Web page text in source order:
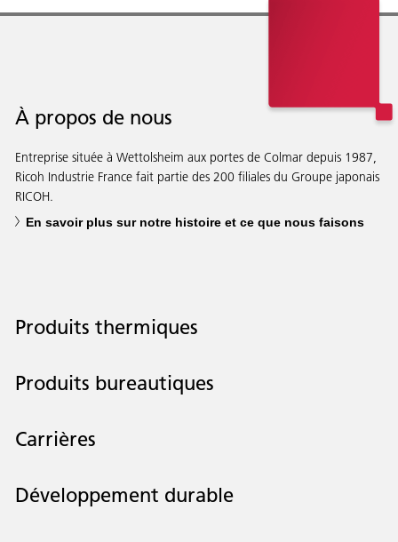
À propos de nous
Entreprise située à Wettolsheim aux portes de Colmar depuis 1987,
Ricoh Industrie France fait partie des 200 filiales du Groupe japonais
RICOH.
En savoir plus sur notre histoire et ce que nous faisons
Produits thermiques
Produits bureautiques
Carrières
Développement durable